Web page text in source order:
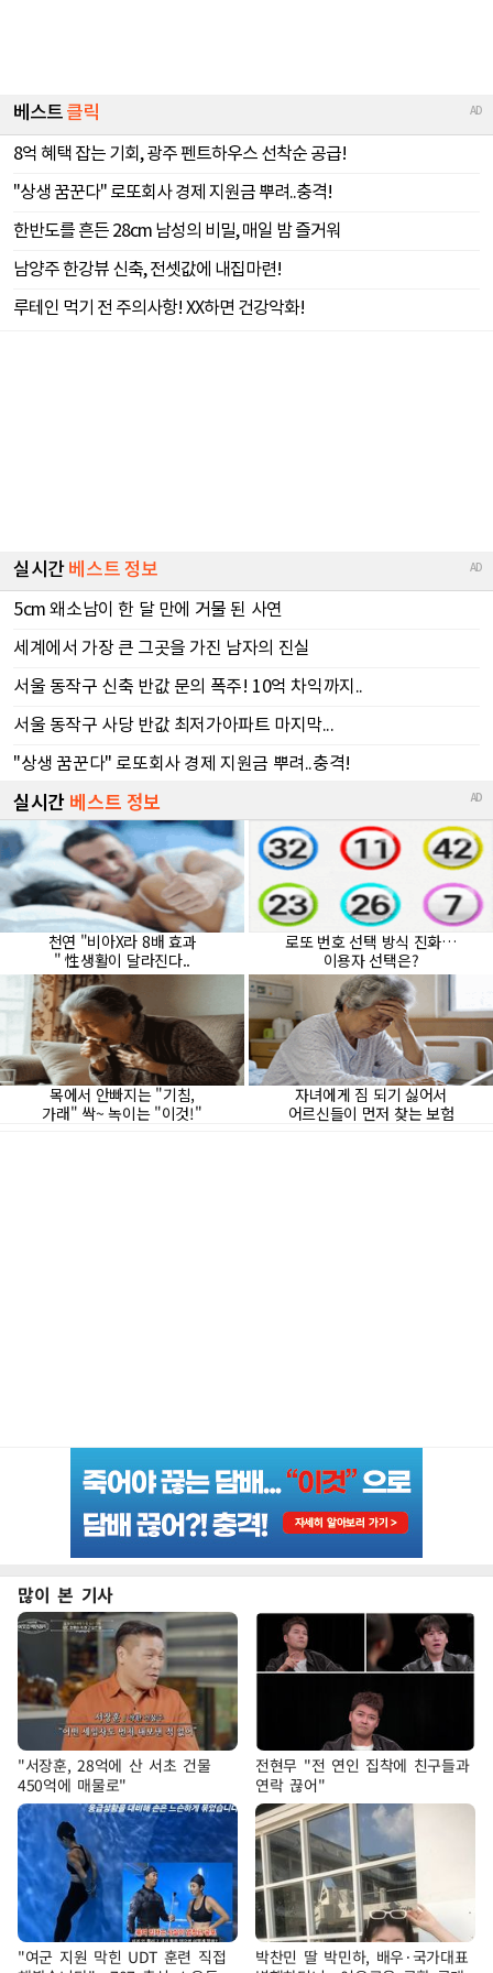
많이 본 기사
"서장훈, 28억에 산 서초 건물
450억에 매물로"
전현무 "전 연인 집착에 친구들과
연락 끊어"
"여군 지원 막힌 UDT 훈련 직접
박찬민 딸 박민하, 배우·국가대표